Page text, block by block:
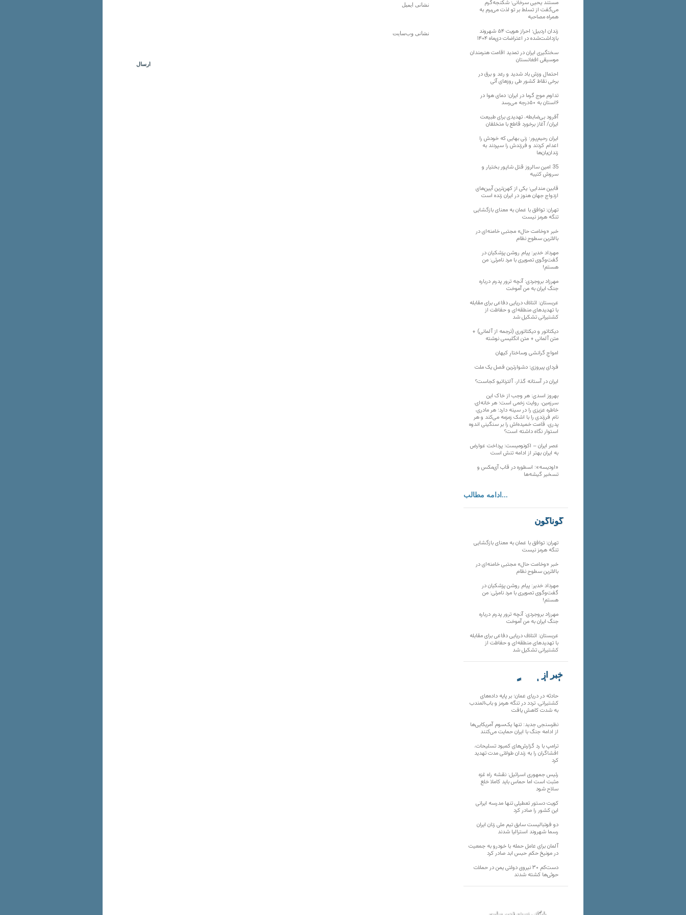
مستند یحیی سرخانی؛ شکنجه‌گرم
می‌گفت از تسلط بر تو لذت می‌برم به
همراه مصاحبه
زندان اردبیل؛ احراز هویت ۵۴ شهروند
بازداشت‌شده در اعتراضات دی‌ماه ۱۴۰۴
سختگیری ایران در تمدید اقامت هنرمندان
موسیقی افغانستان
احتمال وزش باد شدید و رعد و برق در
برخی نقاط کشور طی روزهای آتی
تداوم موج گرما در ایران؛ دمای هوا در
۶استان به ۵۰درجه می‌رسد
آفرود بی‌ضابطه، تهدیدی برای طبیعت
ایران/ آغاز برخورد قاطع با متخلفان
ایران رحیم‌پور؛ زنی بهایی که خودش را
اعدام کردند و فرزندش را سپردند به
زندان‌بان‌ها
35 امین سالروز قتل شاپور بختیار و
سروش کتیبه
قابین مندایی؛ یکی از کهن‌ترین آیین‌های
ازدواج جهان هنوز در ایران زنده است
تهران: توافق با عمان به معنای بازگشایی
تنگه هرمز نیست
خبر «وخامت حال» مجتبی خامنه‌ای در
بالاترین سطوح نظام
مهرداد خدیر: پیام روشن پزشکیان در
گفت‌و‌گوی تصویری با مرد نامرئی: من
هستم!
مهرزاد بروجردی: آنچه ترور پدرم درباره
جنگ ایران به من آموخت
عربستان: ائتلاف دریایی دفاعی برای مقابله
با تهدیدهای منطقه‌ای و حفاظت از
کشتیرانی تشکیل شد
دیکتاتور و دیکتاتوری (ترجمه از آلمانی) +
متن آلمانی + متن انگلیسی نوشته
‌امواجِ گرانشی وساختارِ کیهان
فردای پیروزی؛ دشوارترین فصل یک ملت
ایران در آستانه گذار، آلترناتیو کجاست؟
بهروز اسدی: هر وجب از خاک‌ این
سرزمین، روایت زخمی است؛ هر خانه‌ای،
خاطره عزیزی را در سینه دارد؛ هر مادری،
نام فرزندی را با اشک زمزمه می‌کند و هر
پدری، قامت خمیده‌اش را بر سنگینی اندوه
استوار نگاه داشته است؟
عصر ایران – اکونومیست: پرداخت عوارض
به ایران بهتر از ادامه تنش است
«اودیسه»؛ اسطوره در قاب آی‌مکس و
تسخیر گیشه‌ها
ادامه مطالب...
گوناگون
تهران: توافق با عمان به معنای بازگشایی
تنگه هرمز نیست
خبر «وخامت حال» مجتبی خامنه‌ای در
بالاترین سطوح نظام
مهرداد خدیر: پیام روشن پزشکیان در
گفت‌و‌گوی تصویری با مرد نامرئی: من
هستم!
مهرزاد بروجردی: آنچه ترور پدرم درباره
جنگ ایران به من آموخت
عربستان: ائتلاف دریایی دفاعی برای مقابله
با تهدیدهای منطقه‌ای و حفاظت از
کشتیرانی تشکیل شد
خبر از
تارنماهای دیگر
حادثه در دریای عمان؛ بر پایه داده‌های
کشتیرانی، تردد در تنگه هرمز و باب‌المندب
به شدت کاهش یافت
نظرسنجی جدید: تنها یک‌سوم آمریکایی‌ها
از ادامه جنگ با ایران حمایت می‌کنند
ترامپ با رد گزارش‌های کمبود تسلیحات،
افشاگران را به زندان طولانی مدت تهدید
کرد
رئیس‌ جمهوری اسرائیل: نقشه راه غزه
مثبت است اما حماس باید کاملا خلع
سلاح شود
کویت دستور تعطیلی تنها مدرسه ایرانی
این کشور را صادر کرد
دو فوتبالیست سابق تیم ملی زنان ایران
رسما شهروند استرالیا شدند
آلمان برای عامل حمله با خودرو به جمعیت
در مونیخ حکم حبس ابد صادر کرد
دست‌کم ۳۰ نیروی دولتی یمن در حملات
حوثی‌ها کشته شدند
بایگانی نسخه قدیم سایت